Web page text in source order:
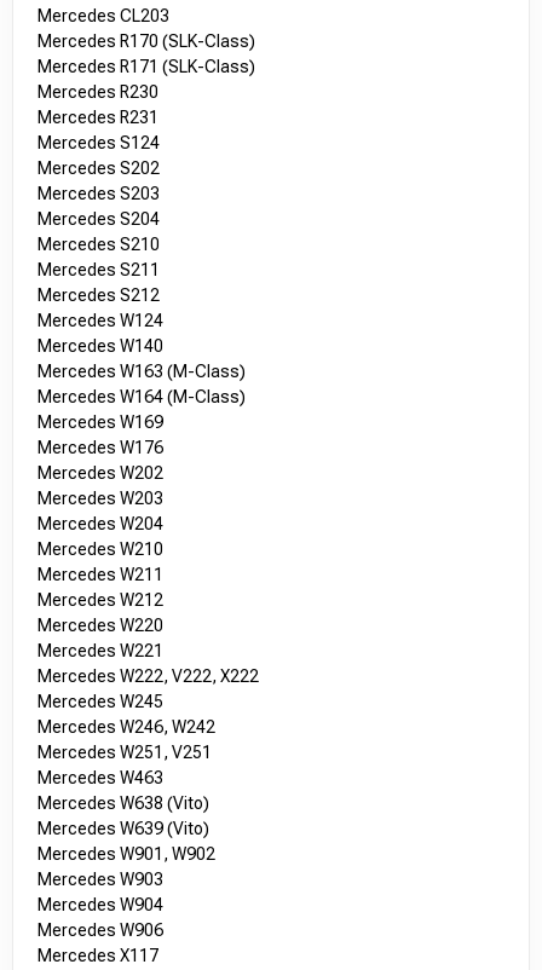
Mercedes CL203
Mercedes R170 (SLK-Class)
Mercedes R171 (SLK-Class)
Mercedes R230
Mercedes R231
Mercedes S124
Mercedes S202
Mercedes S203
Mercedes S204
Mercedes S210
Mercedes S211
Mercedes S212
Mercedes W124
Mercedes W140
Mercedes W163 (M-Class)
Mercedes W164 (M-Class)
Mercedes W169
Mercedes W176
Mercedes W202
Mercedes W203
Mercedes W204
Mercedes W210
Mercedes W211
Mercedes W212
Mercedes W220
Mercedes W221
Mercedes W222, V222, X222
Mercedes W245
Mercedes W246, W242
Mercedes W251, V251
Mercedes W463
Mercedes W638 (Vito)
Mercedes W639 (Vito)
Mercedes W901, W902
Mercedes W903
Mercedes W904
Mercedes W906
Mercedes X117